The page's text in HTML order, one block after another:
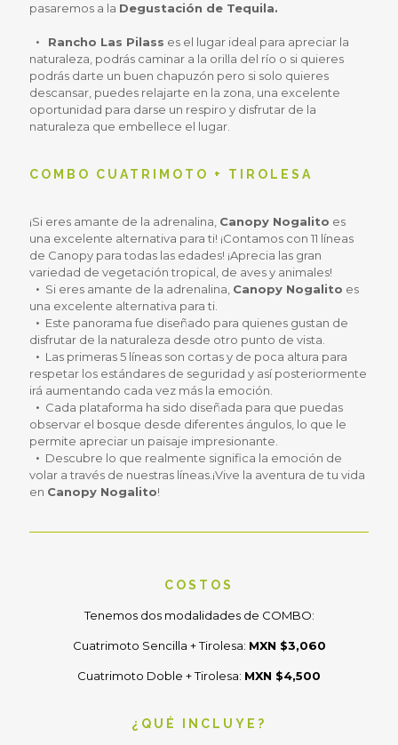
pasaremos a la Degustación de Tequila.
Rancho Las Pilass es el lugar ideal para apreciar la
naturaleza, podrás caminar a la orilla del río o si quieres
podrás darte un buen chapuzón pero si solo quieres
descansar, puedes relajarte en la zona, una excelente
oportunidad para darse un respiro y disfrutar de la
naturaleza que embellece el lugar.
COMBO CUATRIMOTO + TIROLESA
¡Si eres amante de la adrenalina, Canopy Nogalito es
una excelente alternativa para ti! ¡Contamos con 11 líneas
de Canopy para todas las edades! ¡Aprecia las gran
variedad de vegetación tropical, de aves y animales!
Si eres amante de la adrenalina, Canopy Nogalito es
una excelente alternativa para ti.
Este panorama fue diseñado para quienes gustan de
disfrutar de la naturaleza desde otro punto de vista.
Las primeras 5 líneas son cortas y de poca altura para
respetar los estándares de seguridad y así posteriormente
irá aumentando cada vez más la emoción.
Cada plataforma ha sido diseñada para que puedas
observar el bosque desde diferentes ángulos, lo que le
permite apreciar un paisaje impresionante.
Descubre lo que realmente significa la emoción de
volar a través de nuestras líneas.¡Vive la aventura de tu vida
en Canopy Nogalito!
COSTOS
Tenemos dos modalidades de COMBO:
Cuatrimoto Sencilla + Tirolesa: MXN $3,060
Cuatrimoto Doble + Tirolesa: MXN $4,500
¿QUÉ INCLUYE?